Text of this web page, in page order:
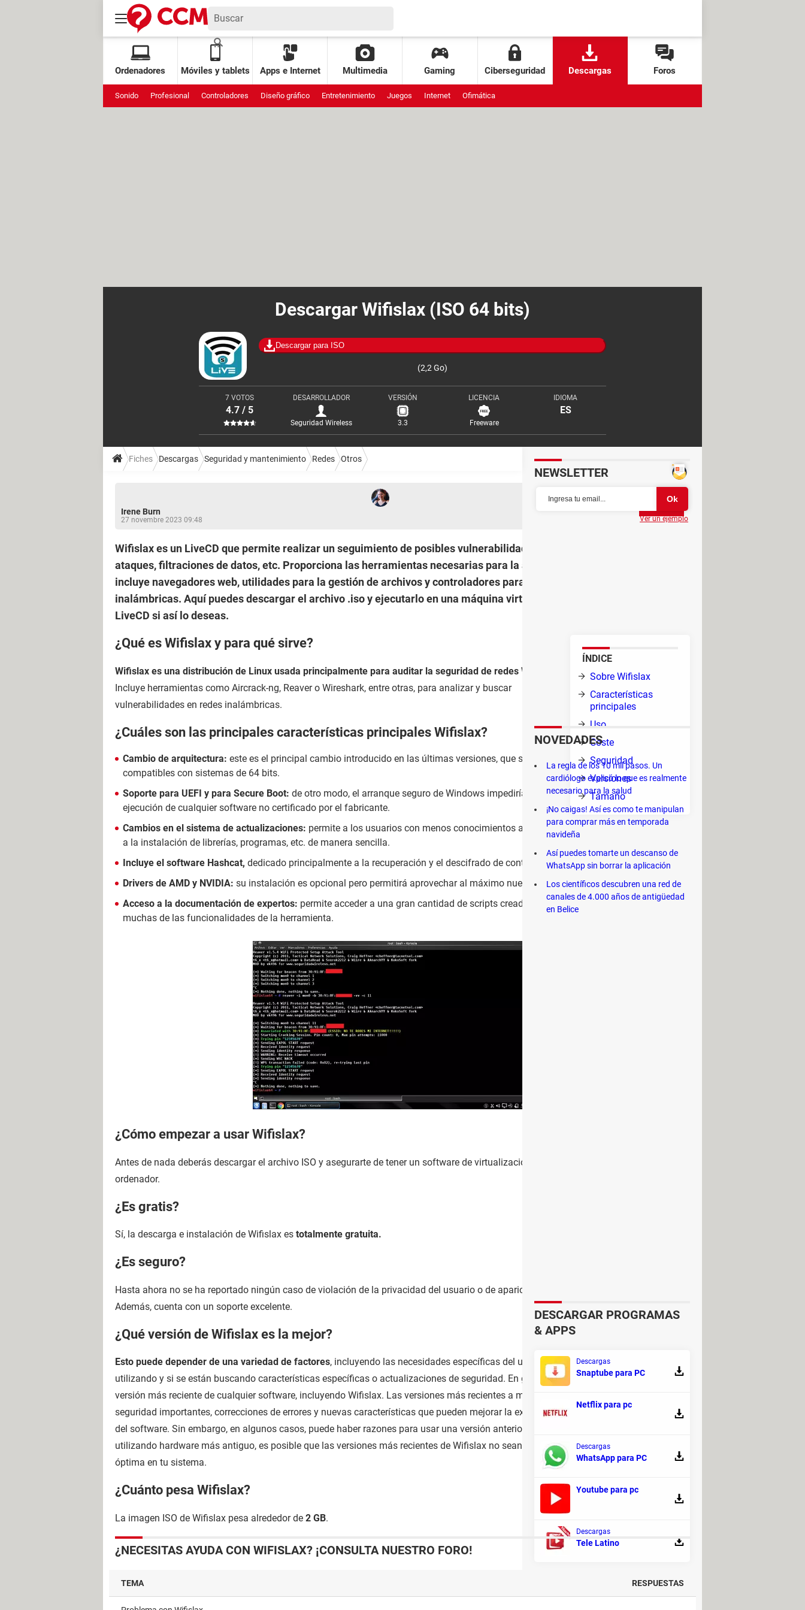
Ordenadores Móviles y tablets Apps e Internet Multimedia Gaming Ciberseguridad Descargas Foros
Sonido Profesional Controladores Diseño gráfico Entretenimiento Juegos Internet Ofimática
Descargar Wifislax (ISO 64 bits)
Descargar para ISO
(2,2 Go)
7 VOTOS
4.7 / 5
DESARROLLADOR
Seguridad Wireless
VERSIÓN
3.3
LICENCIA
Freeware
IDIOMA
ES
Fiches Descargas Seguridad y mantenimiento Redes Otros
Irene Burn
27 novembre 2023 09:48
Partager
Wifislax es un LiveCD que permite realizar un seguimiento de posibles vulnerabilidades del sistema para evitar futuros
ataques, filtraciones de datos, etc. Proporciona las herramientas necesarias para la auditoría de redes WiFi y también
incluye navegadores web, utilidades para la gestión de archivos y controladores para las principales tarjetas de red
inalámbricas. Aquí puedes descargar el archivo .iso y ejecutarlo en una máquina virtual sin necesidad de crear un
LiveCD si así lo deseas.
ÍNDICE
Sobre Wifislax
Características
principales
Uso
Coste
Seguridad
Versiones
Tamaño
¿Qué es Wifislax y para qué sirve?
Wifislax es una distribución de Linux usada principalmente para auditar la seguridad de redes Wi-Fi.
Incluye herramientas como Aircrack-ng, Reaver o Wireshark, entre otras, para analizar y buscar
vulnerabilidades en redes inalámbricas.
¿Cuáles son las principales características principales Wifislax?
Cambio de arquitectura: este es el principal cambio introducido en las últimas versiones, que solo son
compatibles con sistemas de 64 bits.
Soporte para UEFI y para Secure Boot: de otro modo, el arranque seguro de Windows impediría la
ejecución de cualquier software no certificado por el fabricante.
Cambios en el sistema de actualizaciones: permite a los usuarios con menos conocimientos acceder
a la instalación de librerías, programas, etc. de manera sencilla.
Incluye el software Hashcat, dedicado principalmente a la recuperación y el descifrado de contraseñas.
Drivers de AMD y NVIDIA: su instalación es opcional pero permitirá aprovechar al máximo nuestro hardware.
Acceso a la documentación de expertos: permite acceder a una gran cantidad de scripts creados por especialistas para testear
muchas de las funcionalidades de la herramienta.
¿Cómo empezar a usar Wifislax?
Antes de nada deberás descargar el archivo ISO y asegurarte de tener un software de virtualización como
ordenador.
¿Es gratis?
Sí, la descarga e instalación de Wifislax es totalmente gratuita.
¿Es seguro?
Hasta ahora no se ha reportado ningún caso de violación de la privacidad del usuario o de aparición de malware tras ejecutar Wifislax.
Además, cuenta con un soporte excelente.
¿Qué versión de Wifislax es la mejor?
Esto puede depender de una variedad de factores, incluyendo las necesidades específicas del usuario, el hardware que se está
utilizando y si se están buscando características específicas o actualizaciones de seguridad. En general, es una buena práctica usar la
versión más reciente de cualquier software, incluyendo Wifislax. Las versiones más recientes a menudo incluyen actualizaciones de
seguridad importantes, correcciones de errores y nuevas características que pueden mejorar la experiencia del usuario y la efectividad
del software. Sin embargo, en algunos casos, puede haber razones para usar una versión anterior de Wifislax. Por ejemplo, si estás
utilizando hardware más antiguo, es posible que las versiones más recientes de Wifislax no sean compatibles o no funcionen de manera
óptima en tu sistema.
¿Cuánto pesa Wifislax?
La imagen ISO de Wifislax pesa alrededor de 2 GB.
¿NECESITAS AYUDA CON WIFISLAX? ¡CONSULTA NUESTRO FORO!
TEMA RESPUESTAS
NEWSLETTER
Ver un ejemplo
NOVEDADES
La regla de los 10 mil pasos. Un
cardiólogo explicó lo que es realmente
necesario para la salud
¡No caigas! Así es como te manipulan
para comprar más en temporada
navideña
Así puedes tomarte un descanso de
WhatsApp sin borrar la aplicación
Los científicos descubren una red de
canales de 4.000 años de antigüedad
en Belice
DESCARGAR PROGRAMAS
& APPS
Descargas
Snaptube para PC
Netflix para pc
Descargas
WhatsApp para PC
Youtube para pc
Descargas
Tele Latino